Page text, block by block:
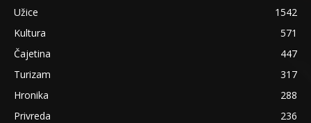
Užice
1542
Kultura
571
Čajetina
447
Turizam
317
Hronika
288
Privreda
236